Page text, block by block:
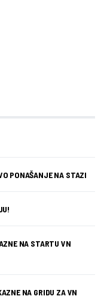
PONAŠANJE NA STAZI
NA STARTU VN
NA GRIDU ZA VN